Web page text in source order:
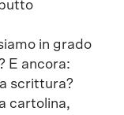
in grado
E ancora:
scrittura?
cartolina,